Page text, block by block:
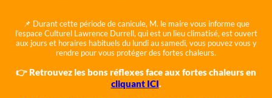
📌 Durant cette période de canicule, M. le maire vous informe que
l'espace Culturel Lawrence Durrell, qui est un lieu climatisé, est ouvert
aux jours et horaires habituels du lundi au samedi, vous pouvez vous y
rendre pour vous protéger des fortes chaleurs.
👉 Retrouvez les bons réflexes face aux fortes chaleurs en
cliquant ICI.